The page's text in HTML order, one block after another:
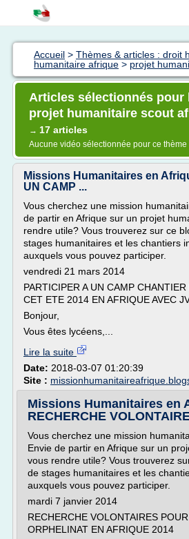
Accueil > Thèmes & articles : droit
humanitaire afrique > projet
Articles sélectionnés pour
projet humanitaire scout
→ 17 articles
Aucune vidéo sélectionnée pour ce thème
Missions Humanitaires en
UN CAMP ...
Vous cherchez une mission
de partir en Afrique sur un projet
rendre utile? Vous trouverez sur ce
stages humanitaires et les chantiers
auxquels vous pouvez participer.
vendredi 21 mars 2014
PARTICIPER A UN CAMP CHANTIER
CET ETE 2014 EN AFRIQUE AVEC
Bonjour,
Vous êtes lycéens,...
Lire la suite
Date: 2018-03-07 01:20:39
Site :
Missions Humanitaires en
RECHERCHE
Vous cherchez une mission
Envie de partir en Afrique sur un
vous rendre utile? Vous trouverez
de stages humanitaires et les
auxquels vous pouvez participer.
mardi 7 janvier 2014
RECHERCHE VOLONTAIRES
ORPHELINAT EN AFRIQUE 2014